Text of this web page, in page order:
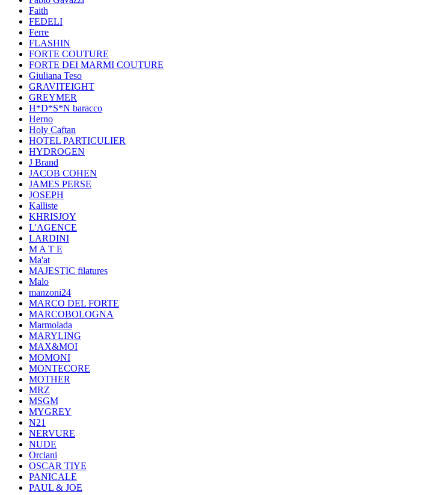
Faith
FEDELI
Ferre
FLASHIN
FORTE COUTURE
FORTE DEI MARMI COUTURE
Giuliana Teso
GRAVITEIGHT
GREYMER
H*D*S*N baracco
Herno
Holy Caftan
HOTEL PARTICULIER
HYDROGEN
J Brand
JACOB COHEN
JAMES PERSE
JOSEPH
Kalliste
KHRISJOY
L'AGENCE
LARDINI
M A T E
Ma'at
MAJESTIC filatures
Malo
manzoni24
MARCO DEL FORTE
MARCOBOLOGNA
Marmolada
MARYLING
MAX&MOI
MOMONI
MONTECORE
MOTHER
MRZ
MSGM
MYGREY
N21
NERVURE
NUDE
Orciani
OSCAR TIYE
PANICALE
PAUL & JOE